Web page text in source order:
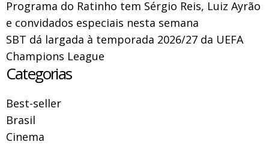
Programa do Ratinho tem Sérgio Reis, Luiz Ayrão
e convidados especiais nesta semana
SBT dá largada à temporada 2026/27 da UEFA
Champions League
Categorias
Best-seller
Brasil
Cinema